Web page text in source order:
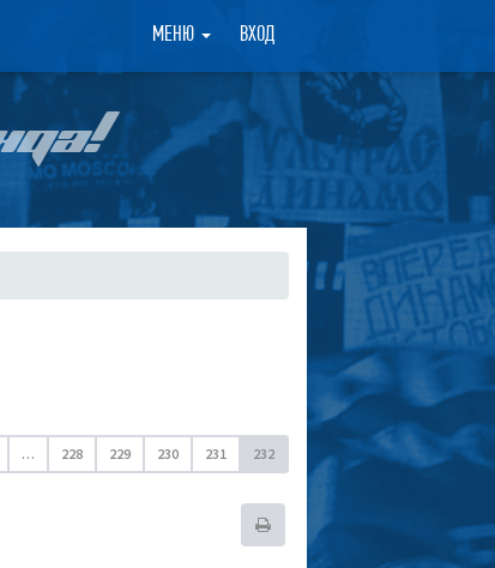
МЕНЮ ВХОД ×
… 228 229 230 231 232